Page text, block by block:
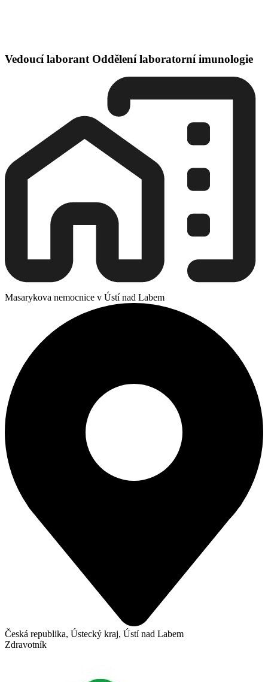
Vedoucí laborant Oddělení laboratorní imunologie
Masarykova nemocnice v Ústí nad Labem
Česká republika, Ústecký kraj, Ústí nad Labem
Zdravotník